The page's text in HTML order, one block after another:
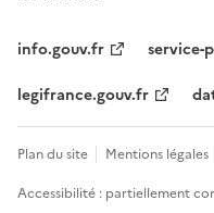
info.gouv.fr
service-
legifrance.gouv.fr
Plan du site Mentions légales
Accessibilité : partiellement